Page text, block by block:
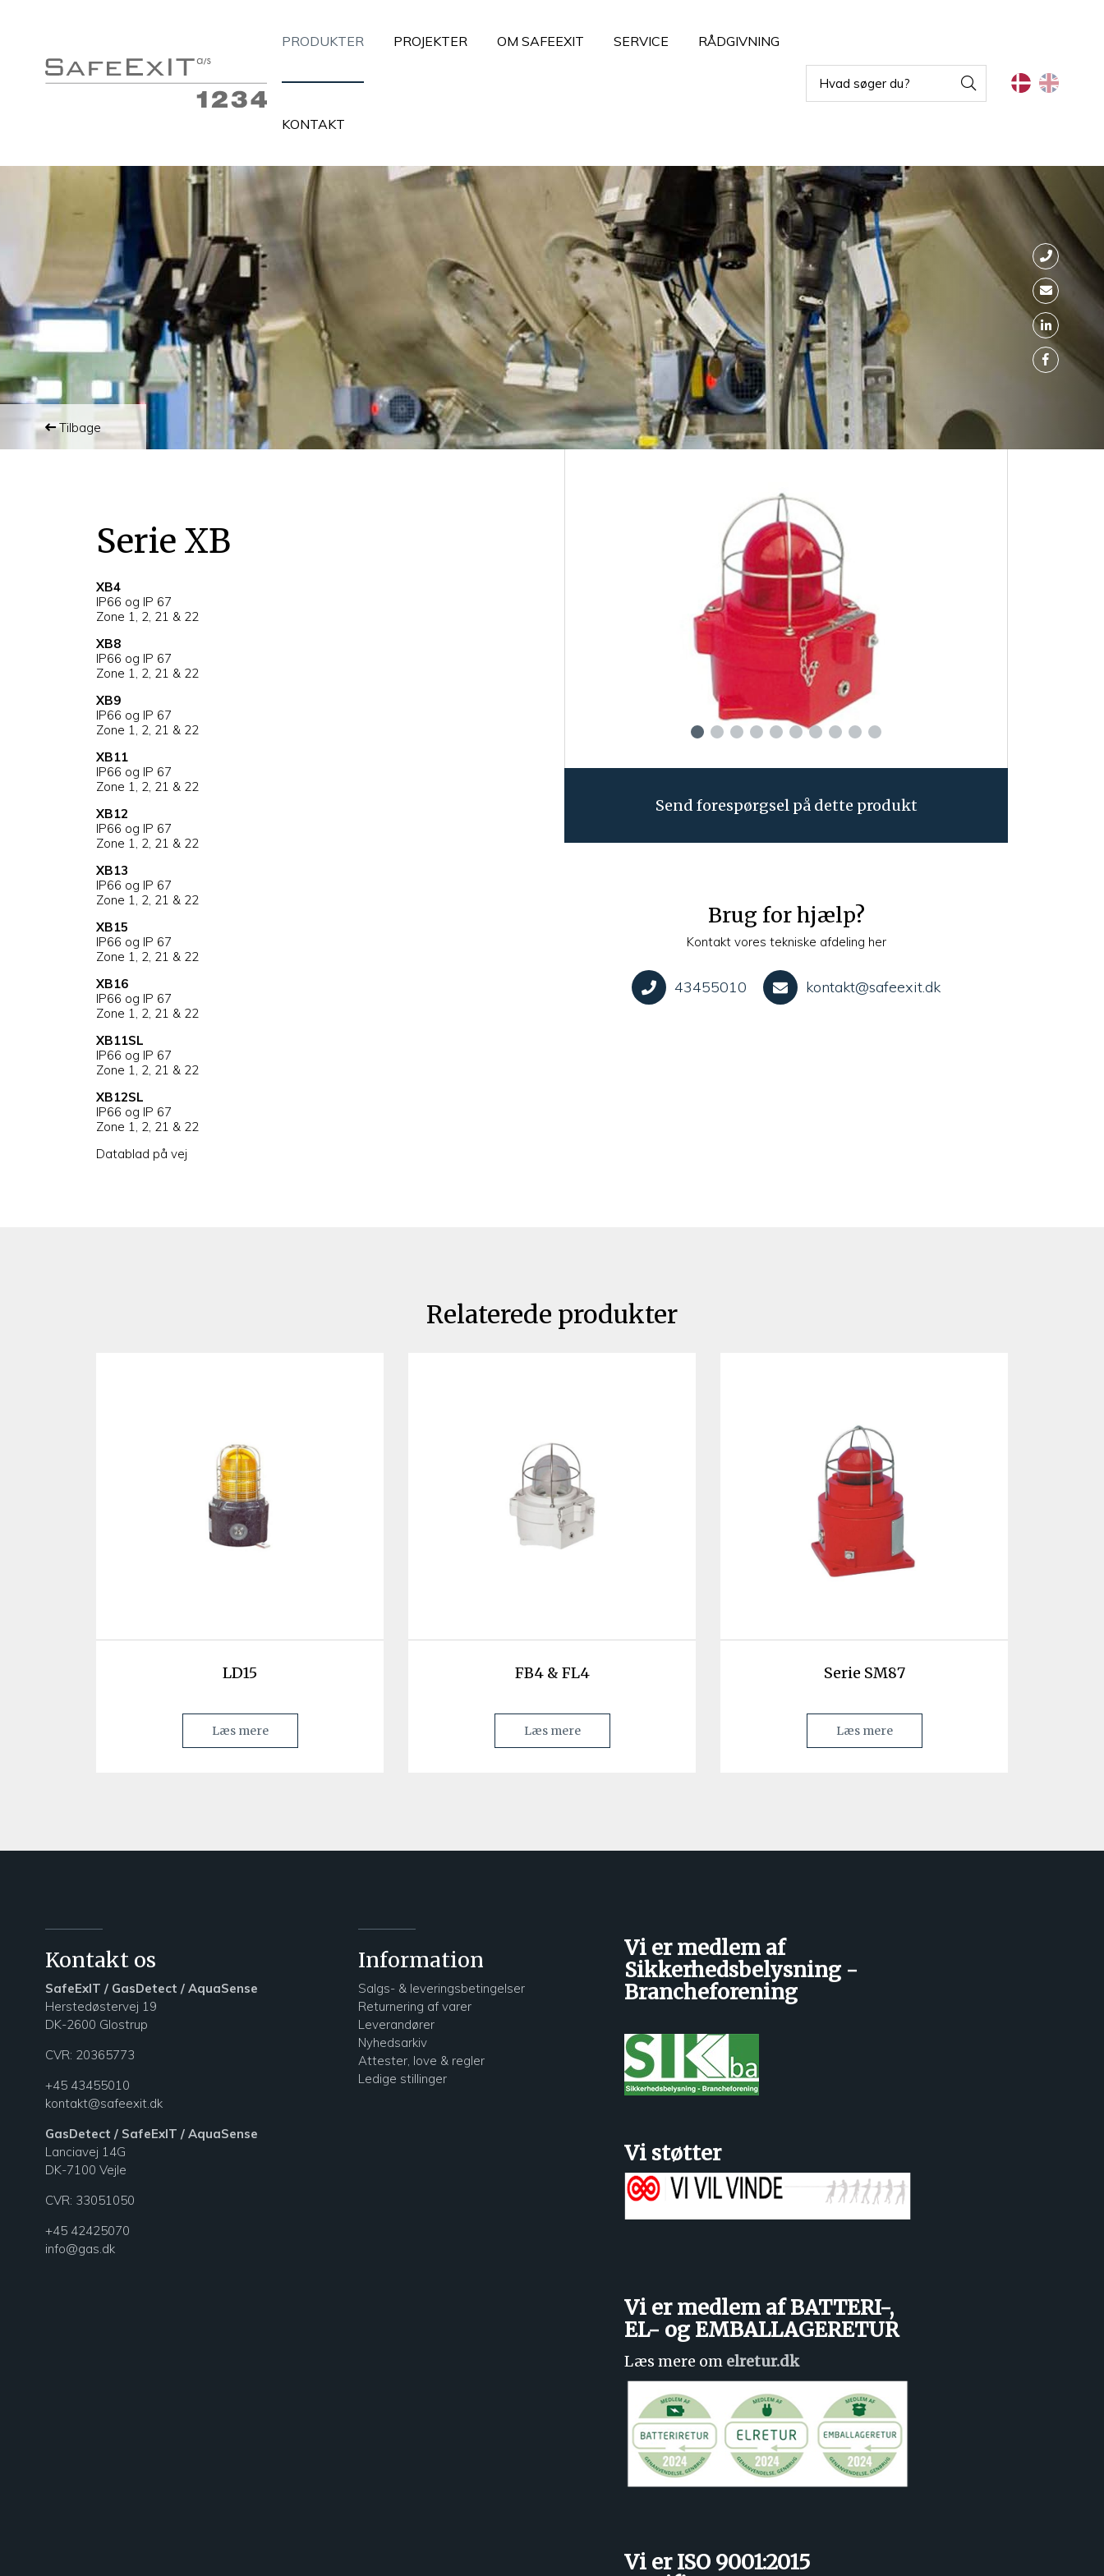
PRODUKTER
Flugtvejsarmaturer
Almen belysning med nødforsyning
Håndlygter med nødlysfunktion
Nødforsyninger
Tilbehør
Information og links
Belysning
MTL Intrinsic Safety
Information og links
Emergency Exit Signs
Emergency SOS Signs
Evacuation and Anti Panic Lighting
Door Markings
Mains- and Service Lighting
Information og links
List of References
Vandalsikret armaturer
Indbygningsarmaturer
Blændfri arbejdsbelysning
Projektører
Rørarmaturer
Belysning til fødevareindustri
Armaturer til vægmontering
Armaturer til ekstremtemperaturer
Skinnesystemer
PROJEKTER OM SAFEEXIT SERVICE RÅDGIVNING
KONTAKT
Tilbage
Serie XB
XB4
IP66 og IP 67
Zone 1, 2, 21 & 22
XB8
IP66 og IP 67
Zone 1, 2, 21 & 22
XB9
IP66 og IP 67
Zone 1, 2, 21 & 22
XB11
IP66 og IP 67
Zone 1, 2, 21 & 22
XB12
IP66 og IP 67
Zone 1, 2, 21 & 22
XB13
IP66 og IP 67
Zone 1, 2, 21 & 22
XB15
IP66 og IP 67
Zone 1, 2, 21 & 22
XB16
IP66 og IP 67
Zone 1, 2, 21 & 22
XB11SL
IP66 og IP 67
Zone 1, 2, 21 & 22
XB12SL
IP66 og IP 67
Zone 1, 2, 21 & 22
Datablad på vej
Send forespørgsel på dette produkt
Brug for hjælp?
Kontakt vores tekniske afdeling her
43455010 kontakt@safeexit.dk
Relaterede produkter
LD15
Læs mere
FB4 & FL4
Læs mere
Serie SM87
Læs mere
Kontakt os
SafeExIT / GasDetect / AquaSense
Herstedøstervej 19
DK-2600 Glostrup
CVR: 20365773
+45 43455010
kontakt@safeexit.dk
GasDetect / SafeExIT / AquaSense
Lanciavej 14G
DK-7100 Vejle
CVR: 33051050
+45 42425070
info@gas.dk
Information
Salgs- & leveringsbetingelser
Returnering af varer
Leverandører
Nyhedsarkiv
Attester, love & regler
Ledige stillinger
Vi er medlem af
Sikkerhedsbelysning -
Brancheforening
Vi støtter
Vi er medlem af BATTERI-,
EL- og EMBALLAGERETUR
Læs mere om elretur.dk
Vi er ISO 9001:2015